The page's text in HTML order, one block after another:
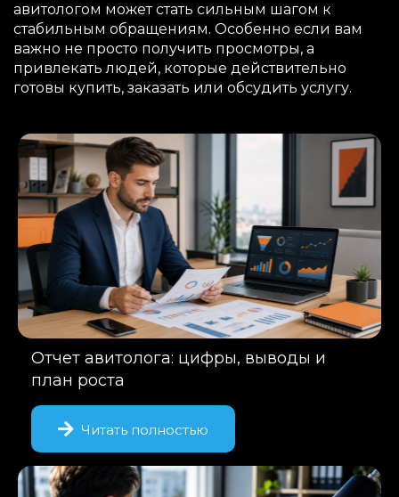
авитологом может стать сильным шагом к
стабильным обращениям. Особенно если вам
важно не просто получить просмотры, а
привлекать людей, которые действительно
готовы купить, заказать или обсудить услугу.
Отчет авитолога: цифры, выводы и
план роста
Читать полностью